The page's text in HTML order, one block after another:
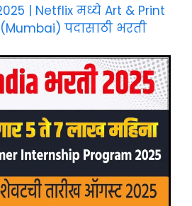
| Netflix मध्ये Art & Print
पदासाठी भरती